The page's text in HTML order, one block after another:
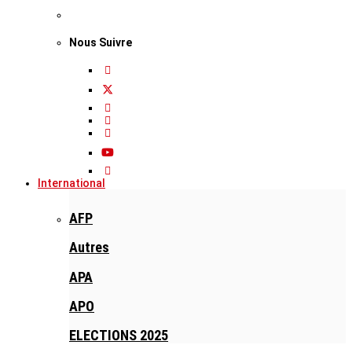
Nous Suivre
International
AFP
Autres
APA
APO
ELECTIONS 2025